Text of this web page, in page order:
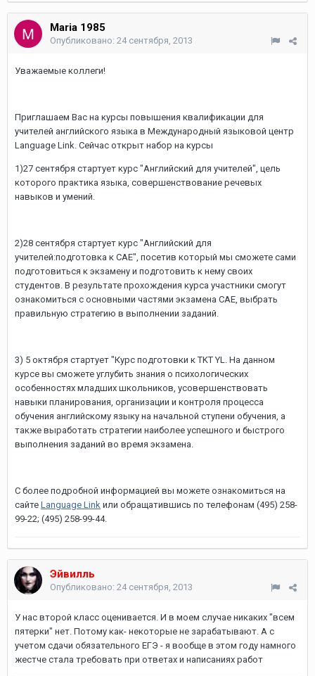
Maria 1985
Опубликовано: 24 сентября, 2013
Уважаемые коллеги!
Приглашаем Вас на курсы повышения квалификации для
учителей английского языка в Международный языковой центр
Language Link. Сейчас открыт набор на курсы
1)27 сентября стартует курс "Английский для учителей", цель
которого практика языка, совершенствование речевых
навыков и умений.
2)28 сентября стартует курс "Английский для
учителей:подготовка к CAE", посетив который мы сможете сами
подготовиться к экзамену и подготовить к нему своих
студентов. В результате прохождения курса участники смогут
ознакомиться с основными частями экзамена CAE, выбрать
правильную стратегию в выполнении заданий.
3) 5 октября стартует "Курс подготовки к TKT YL. На данном
курсе вы сможете углубить знания о психологических
особенностях младших школьников, усовершенствовать
навыки планирования, организации и контроля процесса
обучения английскому языку на начальной ступени обучения, а
также выработать стратегии наиболее успешного и быстрого
выполнения заданий во время экзамена.
C более подробной информацией вы можете ознакомиться на
сайте Language Link или обращатившись по телефонам (495) 258-
99-22; (495) 258-99-44.
Эйвилль
Опубликовано: 24 сентября, 2013
У нас второй класс оценивается. И в моем случае никаких "всем
пятерки" нет. Потому как- некоторые не зарабатывают. А с
учетом сдачи обязательного ЕГЭ - я вообще в этом году намного
жестче стала требовать при ответах и написаниях работ